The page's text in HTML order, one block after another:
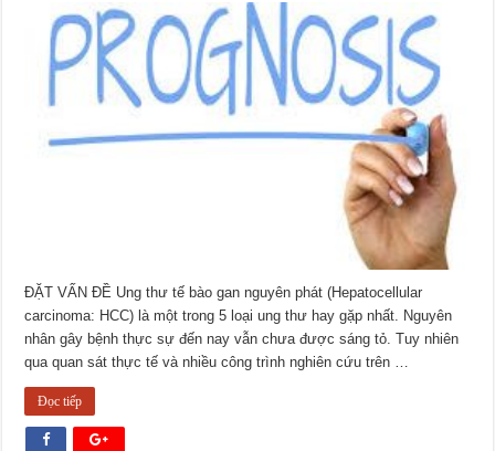
ĐẶT VẤN ĐỀ Ung thư tế bào gan nguyên phát (Hepatocellular
carcinoma: HCC) là một trong 5 loại ung thư hay gặp nhất. Nguyên
nhân gây bệnh thực sự đến nay vẫn chưa được sáng tỏ. Tuy nhiên
qua quan sát thực tế và nhiều công trình nghiên cứu trên …
Đọc tiếp